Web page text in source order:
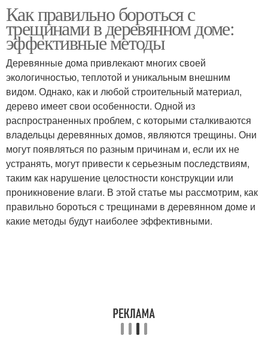
Трещины в древесине
трещины
Трещины в дереве Трещины в брёвнах
Дерева к зиме
Дупла на плодовых
деревьях
Плодовые дерева Замазка для деревьев
Как правильно бороться с
трещинами в деревянном доме:
эффективные методы
Деревянные дома привлекают многих своей
экологичностью, теплотой и уникальным внешним
видом. Однако, как и любой строительный материал,
дерево имеет свои особенности. Одной из
распространенных проблем, с которыми сталкиваются
владельцы деревянных домов, являются трещины. Они
могут появляться по разным причинам и, если их не
устранять, могут привести к серьезным последствиям,
таким как нарушение целостности конструкции или
проникновение влаги. В этой статье мы рассмотрим, как
правильно бороться с трещинами в деревянном доме и
какие методы будут наиболее эффективными.